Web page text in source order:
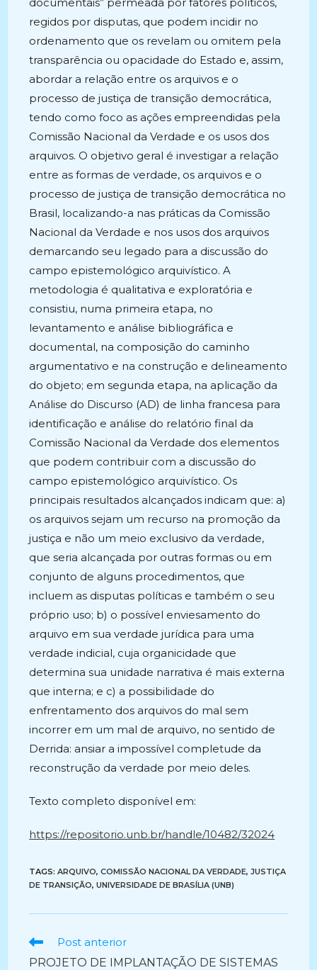
regidos por disputas, que podem incidir no
ordenamento que os revelam ou omitem pela
transparência ou opacidade do Estado e, assim,
abordar a relação entre os arquivos e o
processo de justiça de transição democrática,
tendo como foco as ações empreendidas pela
Comissão Nacional da Verdade e os usos dos
arquivos. O objetivo geral é investigar a relação
entre as formas de verdade, os arquivos e o
processo de justiça de transição democrática no
Brasil, localizando-a nas práticas da Comissão
Nacional da Verdade e nos usos dos arquivos
demarcando seu legado para a discussão do
campo epistemológico arquivístico. A
metodologia é qualitativa e exploratória e
consistiu, numa primeira etapa, no
levantamento e análise bibliográfica e
documental, na composição do caminho
argumentativo e na construção e delineamento
do objeto; em segunda etapa, na aplicação da
Análise do Discurso (AD) de linha francesa para
identificação e análise do relatório final da
Comissão Nacional da Verdade dos elementos
que podem contribuir com a discussão do
campo epistemológico arquivístico. Os
principais resultados alcançados indicam que: a)
os arquivos sejam um recurso na promoção da
justiça e não um meio exclusivo da verdade,
que seria alcançada por outras formas ou em
conjunto de alguns procedimentos, que
incluem as disputas políticas e também o seu
próprio uso; b) o possível enviesamento do
arquivo em sua verdade jurídica para uma
verdade indicial, cuja organicidade que
determina sua unidade narrativa é mais externa
que interna; e c) a possibilidade do
enfrentamento dos arquivos do mal sem
incorrer em um mal de arquivo, no sentido de
Derrida: ansiar a impossível completude da
reconstrução da verdade por meio deles.
Texto completo disponível em:
https://repositorio.unb.br/handle/10482/32024
TAGS:ARQUIVO, COMISSÃO NACIONAL DA VERDADE, JUSTIÇA
DE TRANSIÇÃO, UNIVERSIDADE DE BRASÍLIA (UNB)
Ler
Post anterior
PROJETO DE IMPLANTAÇÃO DE SISTEMAS